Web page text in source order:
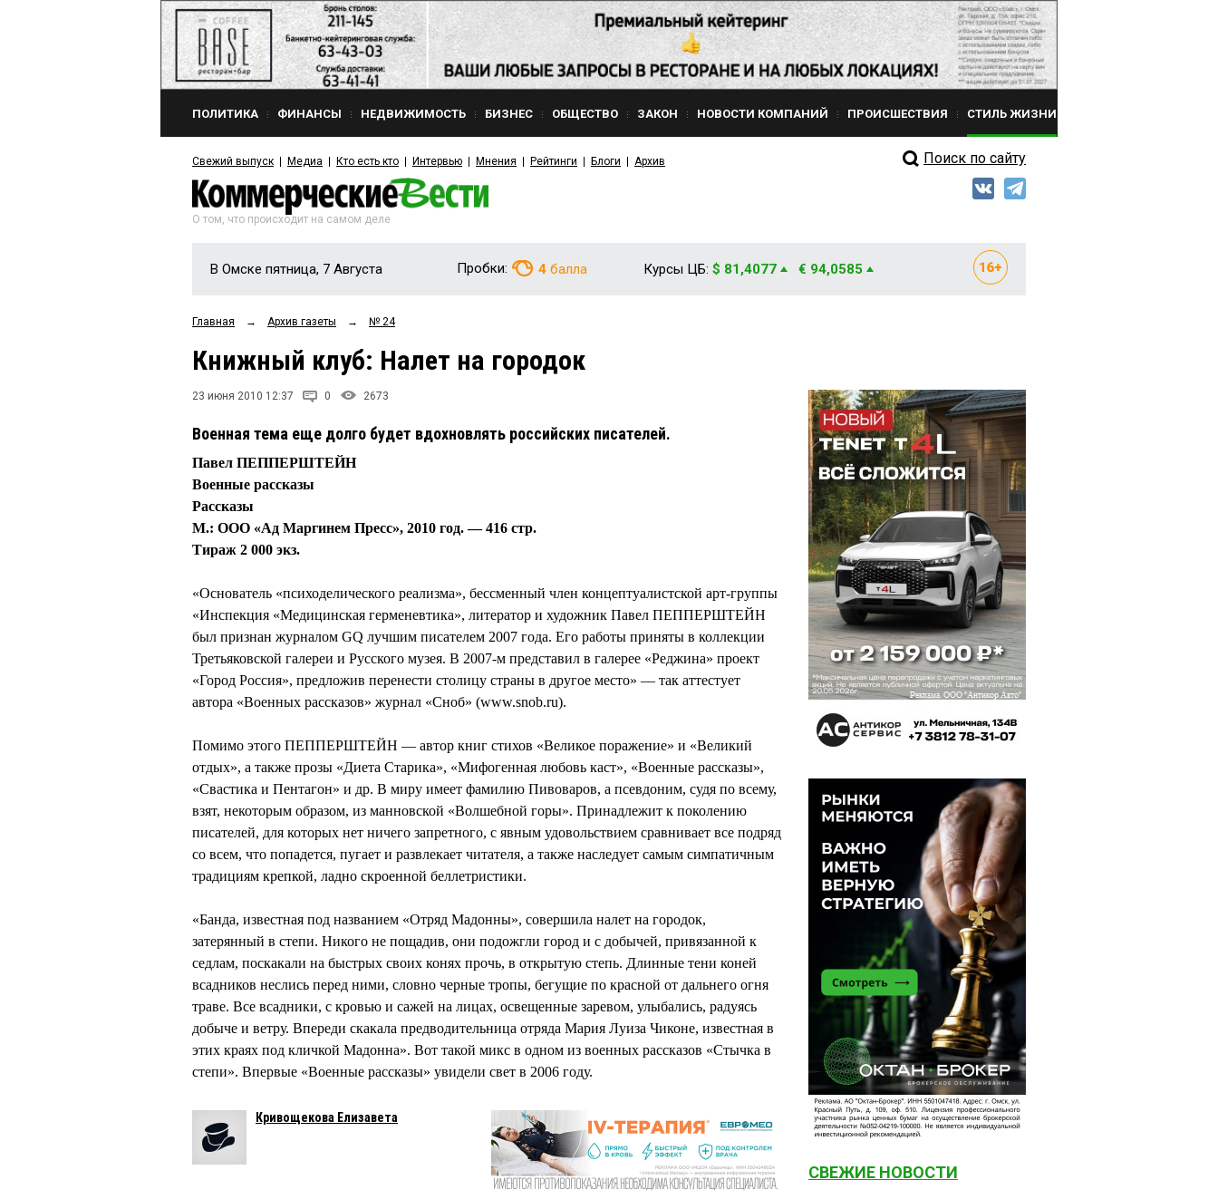
ПОЛИТИКА ФИНАНСЫ НЕДВИЖИМОСТЬ БИЗНЕС ОБЩЕСТВО ЗАКОН НОВОСТИ КОМПАНИЙ ПРОИСШЕСТВИЯ СТИЛЬ ЖИЗНИ
Свежий выпуск Медиа Кто есть кто Интервью Мнения Рейтинги Блоги Архив Поиск по сайту
О том, что происходит на самом деле
В Омске пятница, 7 Августа Пробки: 4 балла Курсы ЦБ: $ 81,4077 € 94,0585
Главная → Архив газеты → № 24
Книжный клуб: Налет на городок
23 июня 2010 12:37 0 2673
Военная тема еще долго будет вдохновлять российских писателей.
Павел ПЕППЕРШТЕЙН
Военные рассказы
Рассказы
М.: ООО «Ад Маргинем Пресс», 2010 год. — 416 стр.
Тираж 2 000 экз.
«Основатель «психоделического реализма», бессменный член концептуалистской арт-группы
«Инспекция «Медицинская герменевтика», литератор и художник Павел ПЕППЕРШТЕЙН
был признан журналом GQ лучшим писателем 2007 года. Его работы приняты в коллекции
Третьяковской галереи и Русского музея. В 2007-м представил в галерее «Реджина» проект
«Город Россия», предложив перенести столицу страны в другое место» — так аттестует
автора «Военных рассказов» журнал «Сноб» (www.snob.ru).
Помимо этого ПЕППЕРШТЕЙН — автор книг стихов «Великое поражение» и «Великий
отдых», а также прозы «Диета Старика», «Мифогенная любовь каст», «Военные рассказы»,
«Свастика и Пентагон» и др. В миру имеет фамилию Пивоваров, а псевдоним, судя по всему,
взят, некоторым образом, из манновской «Волшебной горы». Принадлежит к поколению
писателей, для которых нет ничего запретного, с явным удовольствием сравнивает все подряд
со всем, что попадется, пугает и развлекает читателя, а также наследует самым симпатичным
традициям крепкой, ладно скроенной беллетристики.
«Банда, известная под названием «Отряд Мадонны», совершила налет на городок,
затерянный в степи. Никого не пощадив, они подожгли город и с добычей, привязанной к
седлам, поскакали на быстрых своих конях прочь, в открытую степь. Длинные тени коней
всадников неслись перед ними, словно черные тропы, бегущие по красной от дальнего огня
траве. Все всадники, с кровью и сажей на лицах, освещенные заревом, улыбались, радуясь
добыче и ветру. Впереди скакала предводительница отряда Мария Луиза Чиконе, известная в
этих краях под кличкой Мадонна». Вот такой микс в одном из военных рассказов «Стычка в
степи». Впервые «Военные рассказы» увидели свет в 2006 году.
Кривощекова Елизавета
СВЕЖИЕ НОВОСТИ